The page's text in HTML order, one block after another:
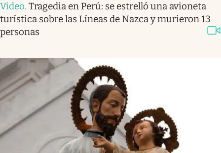
Video. Tragedia en Perú: se estrelló una avioneta
turística sobre las Líneas de Nazca y murieron 13
personas